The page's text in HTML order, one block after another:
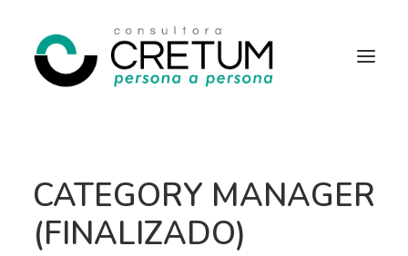
SERVICIOS
SOBRE NOSOTROS
CONTACTO
CATEGORY MANAGER
(FINALIZADO)